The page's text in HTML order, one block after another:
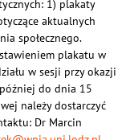
1) plakaty
aktualnych
społecznego.
plakatu w
w sesji przy okazji
do dnia 15
należy dostarczyć
Dr Marcin